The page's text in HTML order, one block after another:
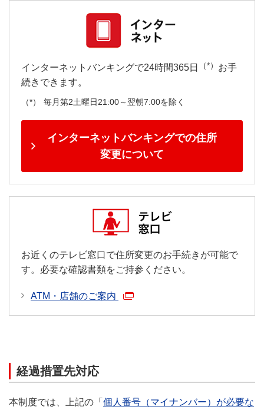
インターネットバンキングで24時間365日 （*） お手
続きできます。
毎月第2土曜日21:00～翌朝7:00を除く
インターネットバンキングでの住所
変更について
お近くのテレビ窓口で住所変更のお手続きが可能で
す。必要な確認書類をご持参ください。
ATM・店舗のご案内
経過措置先対応
本制度では、上記の「 個人番号（マイナンバー）が必要な